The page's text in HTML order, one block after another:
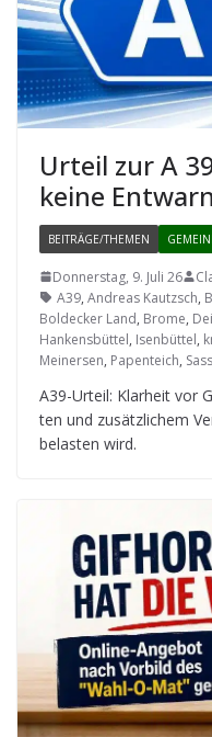
Urteil zur A
keine
BEITRÄGE/THEMEN
Donnerstag, 9. Juli 26
A39, Andreas Kautzsch,
Boldecker Land, Brome,
Hankensbüttel, Isenbüttel,
Meinersen, Papenteich,
A39-Urteil: Klar­heit vor
ten und zusätz­li­chem
belas­ten wird.